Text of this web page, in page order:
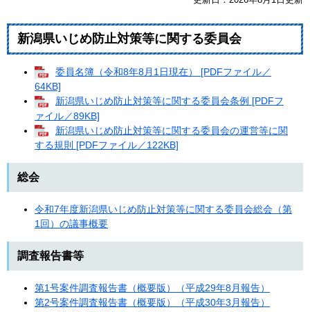
新潟県いじめ防止対策等に関する委員会
委員名簿（令和8年8月1日現在） [PDFファイル／
64KB]
新潟県いじめ防止対策等に関する委員会条例 [PDFフ
ァイル／89KB]
新潟県いじめ防止対策等に関する委員会の運営等に関
する規則 [PDFファイル／122KB]
総会
令和7年度新潟県いじめ防止対策等に関する委員会総会（第
1回）の議事概要
調査報告書等
第1号案件調査報告書（概要版）（平成29年8月報告）
第2号案件調査報告書（概要版）（平成30年3月報告）